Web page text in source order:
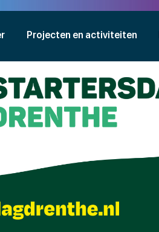
Projecten en activiteiten